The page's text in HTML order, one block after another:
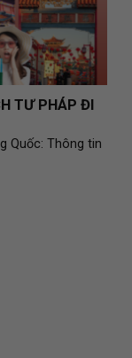
TƯ PHÁP ĐI
Quốc: Thông tin